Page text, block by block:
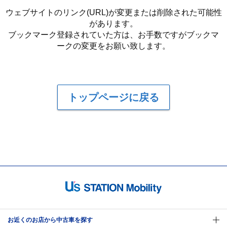
ウェブサイトのリンク(URL)が変更または削除された可能性
があります。
ブックマーク登録されていた方は、お手数ですがブックマ
ークの変更をお願い致します。
トップページに戻る
お近くのお店から中古車を探す